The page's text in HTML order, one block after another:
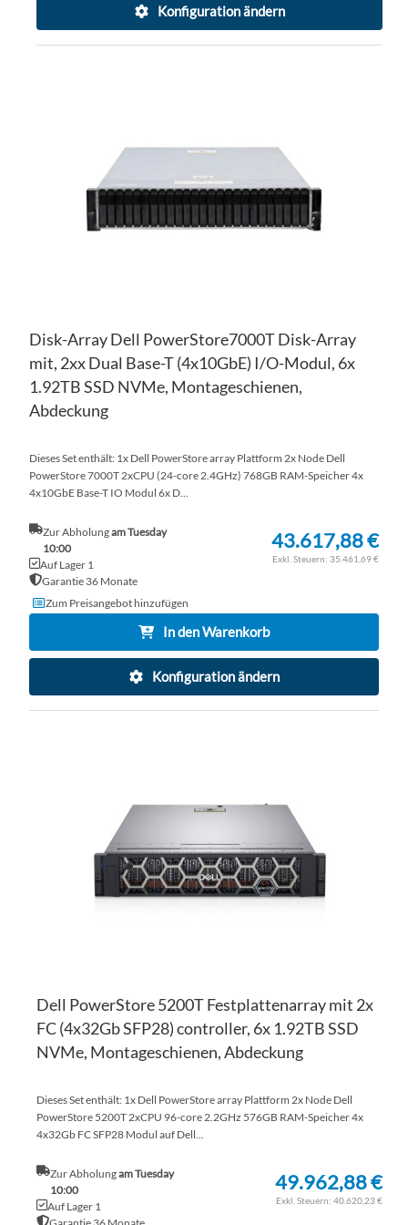
Konfiguration ändern
Disk-Array Dell PowerStore7000T Disk-Array
mit, 2xx Dual Base-T (4x10GbE) I/O-Modul, 6x
1.92TB SSD NVMe, Montageschienen,
Abdeckung
Dieses Set enthält: 1x Dell PowerStore array Plattform 2x Node Dell
PowerStore 7000T 2xCPU (24-core 2.4GHz) 768GB RAM-Speicher 4x
4x10GbE Base-T IO Modul 6x D...
Zur Abholungam Tuesday
10:00
Auf Lager 1
Garantie 36 Monate
43.617,88 €
35.461,69 €
Zum Preisangebot hinzufügen
In den Warenkorb
Konfiguration ändern
Dell PowerStore 5200T Festplattenarray mit 2x
FC (4x32Gb SFP28) controller, 6x 1.92TB SSD
NVMe, Montageschienen, Abdeckung
Dieses Set enthält: 1x Dell PowerStore array Plattform 2x Node Dell
PowerStore 5200T 2xCPU 96-core 2.2GHz 576GB RAM-Speicher 4x
4x32Gb FC SFP28 Modul auf Dell...
Zur Abholungam Tuesday
10:00
Auf Lager 1
49.962,88 €
40.620,23 €